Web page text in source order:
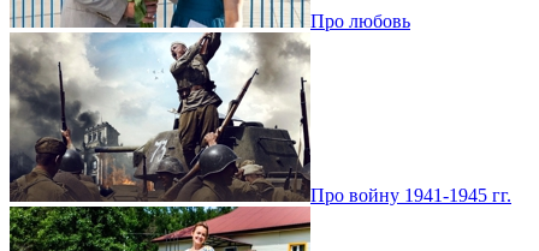
Про любовь
Про войну 1941-1945 гг.